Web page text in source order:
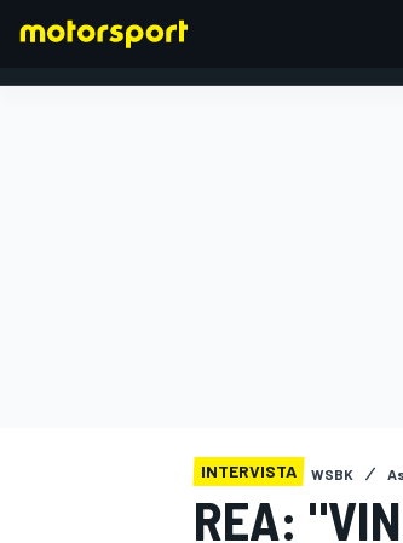
INTERVISTA WSBK
REA: